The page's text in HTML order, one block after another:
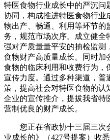
特医食物行业成长中的严沉问
协同，构成推进特医食物行业
物出产、畅通、利用等环节的
务，规范市场次序。成立健全
强对产质量量平安的抽检监测
食物财产高质量成长。同时加
食物的临床利用和收费行为，
宣传力度。通过多种渠道，普
策，提高社会对特医食物的认
企业的宣传推介，提拔我省特
营制优良的财产成长。
您正在省政协十三届三次
业成长的》（427号提案）收